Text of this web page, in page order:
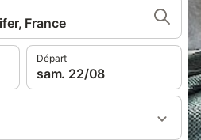
France
Départ
sam. 22/08